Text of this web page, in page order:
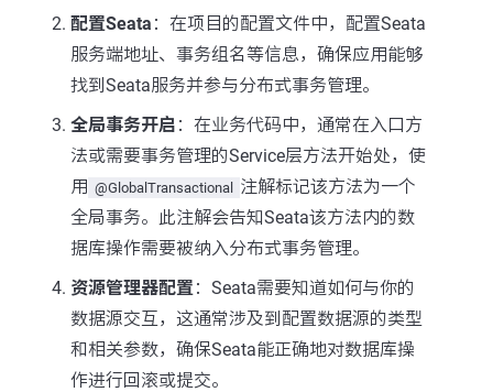
配置Seata ：在项目的配置文件中，配置Seata
服务端地址、事务组名等信息，确保应用能够
找到Seata服务并参与分布式事务管理。
全局事务开启 ：在业务代码中，通常在入口方
法或需要事务管理的Service层方法开始处，使
用 @GlobalTransactional 注解标记该方法为一个
全局事务。此注解会告知Seata该方法内的数
据库操作需要被纳入分布式事务管理。
资源管理器配置 ：Seata需要知道如何与你的
数据源交互，这通常涉及到配置数据源的类型
和相关参数，确保Seata能正确地对数据库操
作进行回滚或提交。